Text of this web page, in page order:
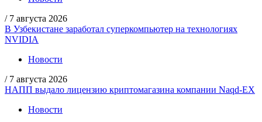
/ 7 августа 2026
В Узбекистане заработал суперкомпьютер на технологиях
NVIDIA
Новости
/ 7 августа 2026
НАПП выдало лицензию криптомагазина компании Naqd-EX
Новости